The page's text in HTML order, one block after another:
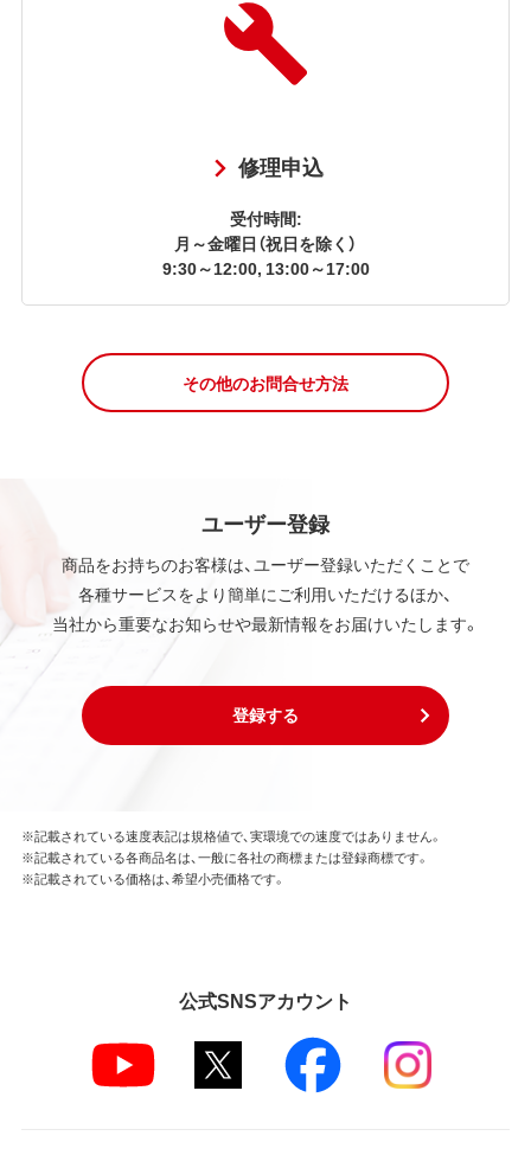
修理申込
受付時間:
月～金曜日（祝日を除く）
9:30～12:00, 13:00～17:00
その他のお問合せ方法
ユーザー登録
商品をお持ちのお客様は、ユーザー登録いただくことで
各種サービスをより簡単にご利用いただけるほか、
当社から重要なお知らせや最新情報をお届けいたします。
登録する
※記載されている速度表記は規格値で、実環境での速度ではありません。
※記載されている各商品名は、一般に各社の商標または登録商標です。
※記載されている価格は、希望小売価格です。
公式SNSアカウント